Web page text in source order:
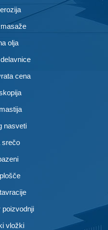
olja
cena
nasveti
srečo
poizvodnji
vložki